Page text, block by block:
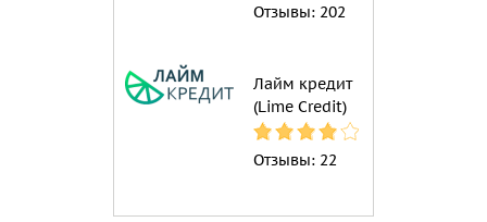
Отзывы: 202
Лайм кредит
(Lime Credit)
Отзывы: 22